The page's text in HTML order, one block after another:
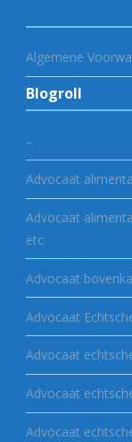
Algemene
Blogroll
–
Advocaat
Advocaat
etc
Advocaat
Advocaat
Advocaat
Advocaat
Advocaat